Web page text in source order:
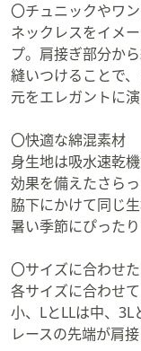
〇チュニックやワ
ネックレスをイメ
プ。肩接ぎ部分か
縫いつけることで
元をエレガントに
〇快適な綿混素材
身生地は吸水速乾
効果を備えたさら
脇下にかけて同じ
暑い季節にぴった
〇サイズに合わせ
各サイズに合わせ
小、LとLLは中、3L
レースの先端が肩